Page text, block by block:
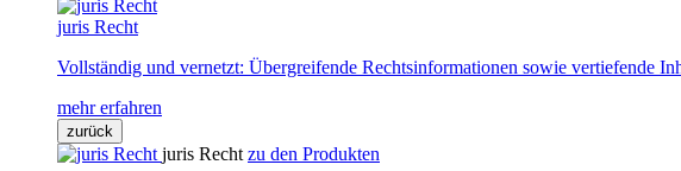
juris Recht
Vollständig und vernetzt: Übergreifende Rechtsinformationen sowie vertiefende
mehr erfahren
zurück
juris Recht zu den Produkten